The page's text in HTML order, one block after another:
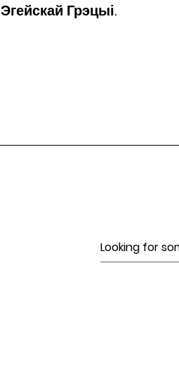
Эгейскай Грэцыі.